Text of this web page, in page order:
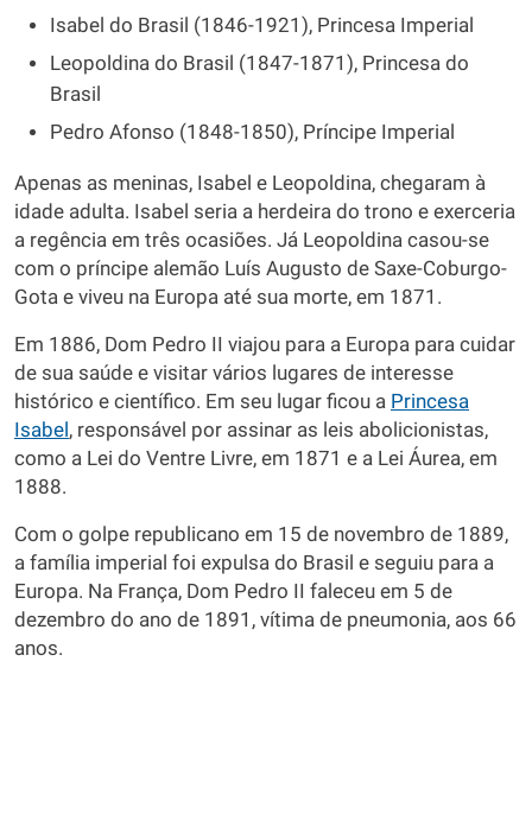
Isabel do Brasil (1846-1921), Princesa Imperial
Leopoldina do Brasil (1847-1871), Princesa do
Brasil
Pedro Afonso (1848-1850), Príncipe Imperial
Apenas as meninas, Isabel e Leopoldina, chegaram à
idade adulta. Isabel seria a herdeira do trono e exerceria
a regência em três ocasiões. Já Leopoldina casou-se
com o príncipe alemão Luís Augusto de Saxe-Coburgo-
Gota e viveu na Europa até sua morte, em 1871.
Em 1886, Dom Pedro II viajou para a Europa para cuidar
de sua saúde e visitar vários lugares de interesse
histórico e científico. Em seu lugar ficou a Princesa
Isabel, responsável por assinar as leis abolicionistas,
como a Lei do Ventre Livre, em 1871 e a Lei Áurea, em
1888.
Com o golpe republicano em 15 de novembro de 1889,
a família imperial foi expulsa do Brasil e seguiu para a
Europa. Na França, Dom Pedro II faleceu em 5 de
dezembro do ano de 1891, vítima de pneumonia, aos 66
anos.